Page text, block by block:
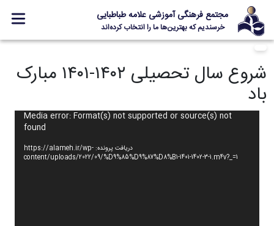
مجتمع فرهنگی آموزشی علامه طباطبایی
خرسندیم که بهترین‌ها ما را انتخاب کرده‌اند
ثبت نام
مدارس
جشنواره ها
ارتباط با ما
شروع سال تحصیلی ۱۴۰۲-۱۴۰۱ مبارک
باد
نمایشگرMedia error: Format(s) not supported or source(s) not
found
دریافت پرونده: https://alameh.ir/wp-
content/uploads/2022/09/%D9%85%D9%87%D8%B1-1401-1402-3-1.m4v?_=1